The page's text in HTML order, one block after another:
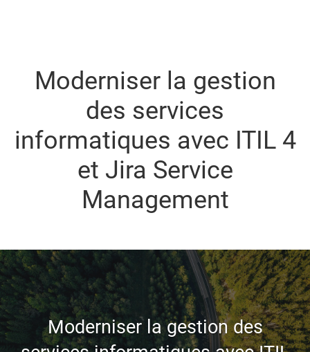
Moderniser la gestion
des services
informatiques avec ITIL 4
et Jira Service
Management
Moderniser la gestion des